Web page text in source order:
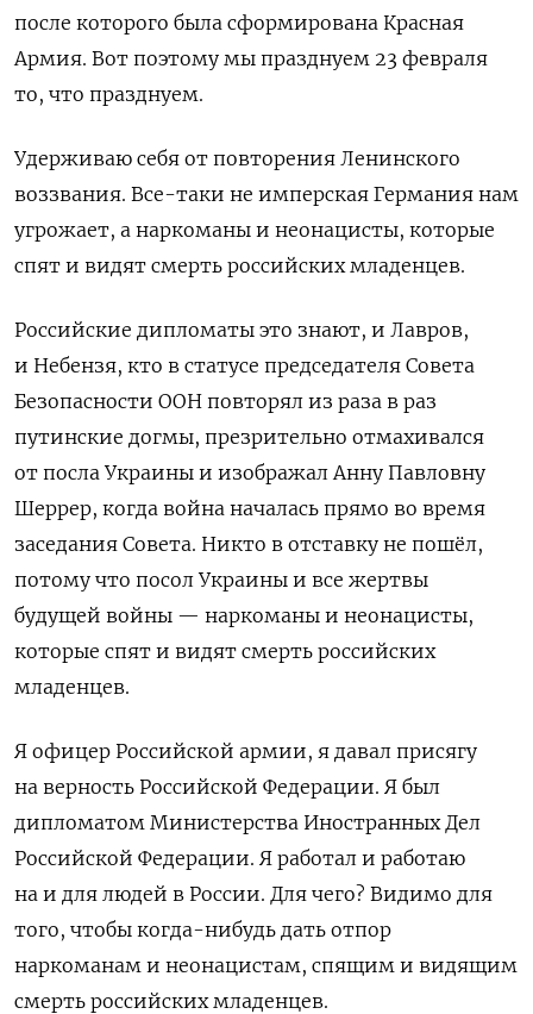
после которого была сформирована Красная
Армия. Вот поэтому мы празднуем 23 февраля
то, что празднуем.
Удерживаю себя от повторения Ленинского
воззвания. Все-таки не имперская Германия нам
угрожает, а наркоманы и неонацисты, которые
спят и видят смерть российских младенцев.
Российские дипломаты это знают, и Лавров,
и Небензя, кто в статусе председателя Совета
Безопасности ООН повторял из раза в раз
путинские догмы, презрительно отмахивался
от посла Украины и изображал Анну Павловну
Шеррер, когда война началась прямо во время
заседания Совета. Никто в отставку не пошёл,
потому что посол Украины и все жертвы
будущей войны — наркоманы и неонацисты,
которые спят и видят смерть российских
младенцев.
Я офицер Российской армии, я давал присягу
на верность Российской Федерации. Я был
дипломатом Министерства Иностранных Дел
Российской Федерации. Я работал и работаю
на и для людей в России. Для чего? Видимо для
того, чтобы когда-нибудь дать отпор
наркоманам и неонацистам, спящим и видящим
смерть российских младенцев.